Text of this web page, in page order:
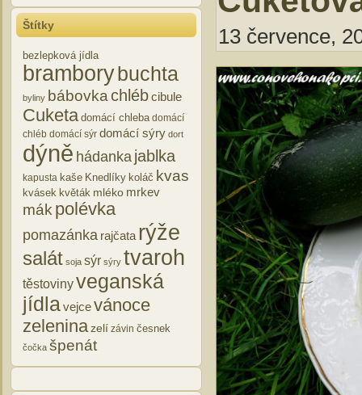
Štítky
bezlepková jídla
brambory buchta
byliny bábovkachlébcibule
Cuketa domácí chleba domácí
chléb domácí sýr domácí sýry dort
dýně hádanka jablka
kapusta kaše Knedlíky koláč kvas
kvásek květák mléko mrkev
mákpolévka
pomazánka rajčata rýže
salát soja sýr sýry tvaroh
těstovinyveganská
jídlavejcevánoce
zeleninazelí závin česnek
čočka špenát
13 července,